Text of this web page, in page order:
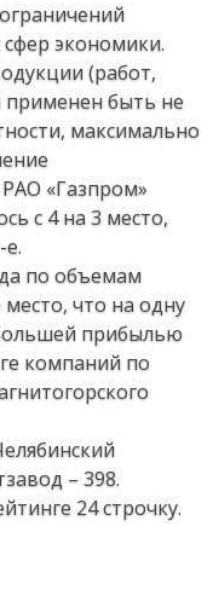
экономики.
(работ,
применен быть не
максимально
«Газпром»
с 4 на 3 место,
по объемам
что на одну
прибылью
компаний по
– 398.
24 строчку.